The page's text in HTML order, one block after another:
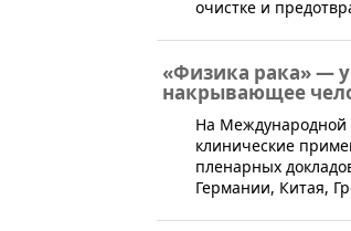
очистке и
«Физика рака» —
накрывающее
На Международной
клинические
пленарных
Германии, Китая,